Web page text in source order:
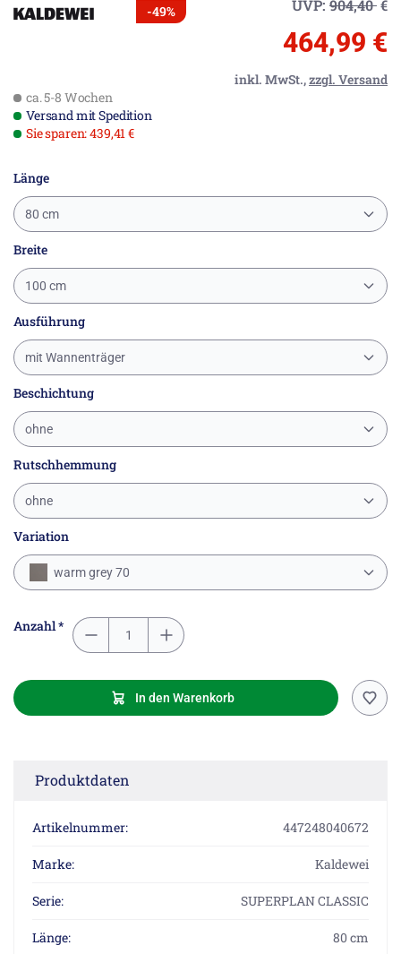
-49% UVP: 904,40€
464,99 €
inkl. MwSt.,zzgl. Versand
ca. 5-8 Wochen
Versand mit Spedition
Sie sparen: 439,41 €
Länge
80 cm
Breite
100 cm
Ausführung
mit Wannenträger
Beschichtung
ohne
Rutschhemmung
ohne
Variation
warm grey 70
Anzahl *
In den Warenkorb
Produktdaten
Artikelnummer: 447248040672
Marke: Kaldewei
Serie: SUPERPLAN CLASSIC
Länge: 80 cm